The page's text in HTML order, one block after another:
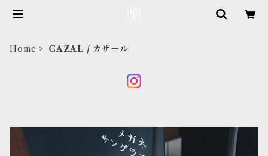
Home CAZAL / カザール